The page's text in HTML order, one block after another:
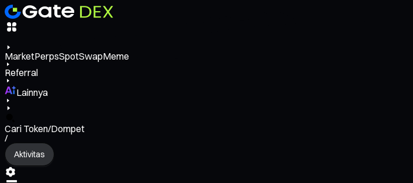
MarketPerpsSpotSwapMeme
Referral
Lainnya
Cari Token/Dompet
/
Aktivitas